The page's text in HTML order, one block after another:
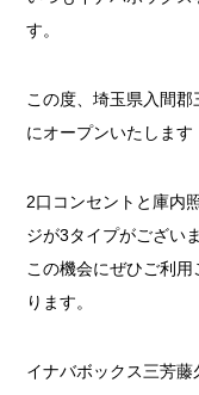
す。
この度、埼玉県入間
にオープンいたします
2口コンセントと庫内
ジが3タイプがございま
この機会にぜひご利
ります。
イナバボックス三芳藤